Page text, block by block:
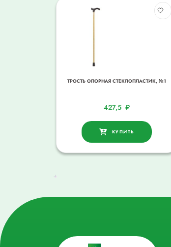
ТРОСТЬ ОПОРНАЯ СТЕКЛОПЛАСТИК, №1
427,5 ₽
КУПИТЬ